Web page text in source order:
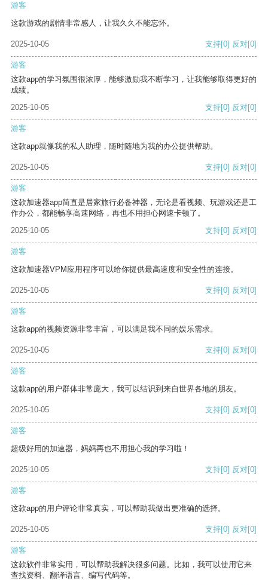
游客
这款游戏的剧情非常感人，让我久久不能忘怀。
2025-10-05 支持[0] 反对[0]
游客
这款app的学习氛围很浓厚，能够激励我不断学习，让我能够取得更好的
成绩。
2025-10-05
支持[0] 反对[0]
游客
这款app就像我的私人助理，随时随地为我的办公提供帮助。
2025-10-05 支持[0] 反对[0]
游客
这款加速器app简直是居家旅行必备神器，无论是看视频、玩游戏还是工
作办公，都能畅享高速网络，再也不用担心网速卡顿了。
2025-10-05
支持[0] 反对[0]
游客
这款加速器VPM应用程序可以给你提供最高速度和安全性的连接。
2025-10-05 支持[0] 反对[0]
游客
这款app的视频资源非常丰富，可以满足我不同的娱乐需求。
2025-10-05 支持[0] 反对[0]
游客
这款app的用户群体非常庞大，我可以结识到来自世界各地的朋友。
2025-10-05 支持[0] 反对[0]
游客
超级好用的加速器，妈妈再也不用担心我的学习啦！
2025-10-05 支持[0] 反对[0]
游客
这款app的用户评论非常真实，可以帮助我做出更准确的选择。
2025-10-05 支持[0] 反对[0]
游客
这款软件非常实用，可以帮助我解决很多问题。比如，我可以使用它来
查找资料、翻译语言、编写代码等。